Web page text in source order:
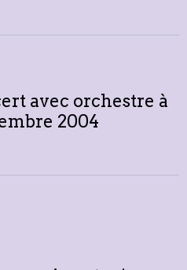
avec orchestre à
2004